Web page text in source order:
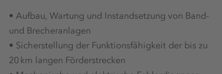
• Aufbau, Wartung und Instandsetzung von Band-
und Brecheranlagen
• Sicherstellung der Funktionsfähigkeit der bis zu
20 km langen Förderstrecken